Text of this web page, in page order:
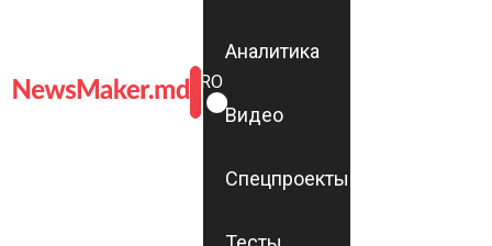
ROMÂNĂ
RU
Аналитика
Видео
Спецпроекты